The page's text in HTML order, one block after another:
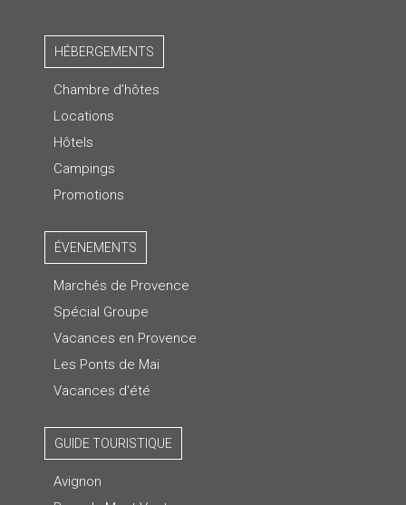
HÉBERGEMENTS
Chambre d’hôtes
Locations
Hôtels
Campings
Promotions
ÉVENEMENTS
Marchés de Provence
Spécial Groupe
Vacances en Provence
Les Ponts de Mai
Vacances d'été
GUIDE TOURISTIQUE
Avignon